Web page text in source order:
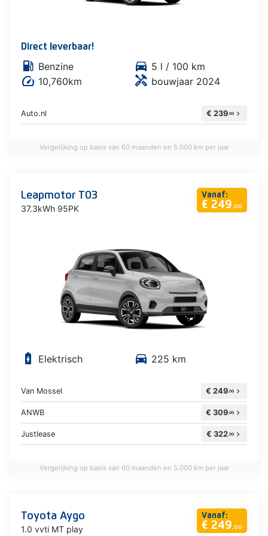
Direct leverbaar!
local_gas_station Benzine directions_car 5 l / 100 km
speed 10,760km handyman bouwjaar 2024
Auto.nl € 239,00 chevron_right
Vergelijking op basis van 60 maanden en 5.000 km per jaar
Vanaf:
€ 249,00
Leapmotor T03
37.3kWh 95PK
battery_charging_full Elektrisch directions_car 225 km
Van Mossel € 249,00 chevron_right
ANWB € 309,00 chevron_right
Justlease € 322,00 chevron_right
Vergelijking op basis van 60 maanden en 5.000 km per jaar
Vanaf:
€ 249,00
Toyota Aygo
1.0 vvti MT play